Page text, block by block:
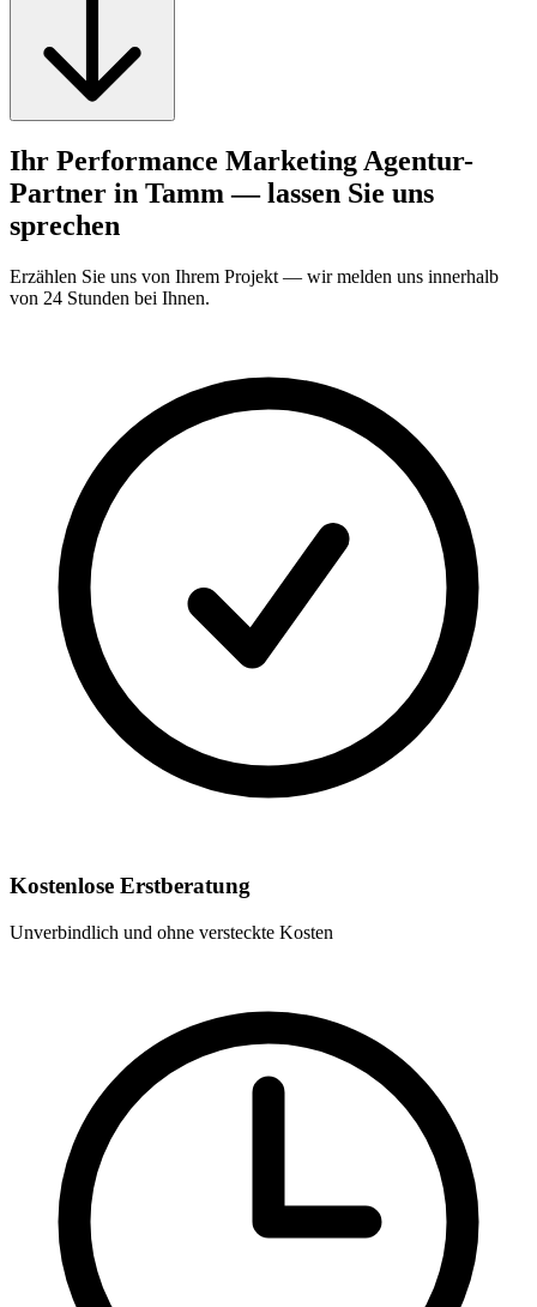
Ihr Performance Marketing Agentur-
Partner in Tamm — lassen Sie uns
sprechen
Erzählen Sie uns von Ihrem Projekt — wir melden uns innerhalb
von 24 Stunden bei Ihnen.
Kostenlose Erstberatung
Unverbindlich und ohne versteckte Kosten